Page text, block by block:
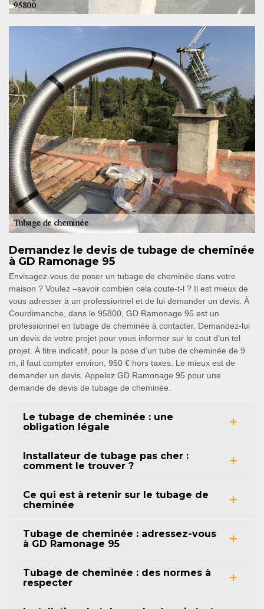
Demandez le devis de tubage de cheminée
à GD Ramonage 95
Envisagez-vous de poser un tubage de cheminée dans votre
maison ? Voulez –savoir combien cela coute-t-l ? Il est mieux de
vous adresser à un professionnel et de lui demander un devis. À
Courdimanche, dans le 95800, GD Ramonage 95 est un
professionnel en tubage de cheminée à contacter. Demandez-lui
un devis de votre projet pour vous informer sur le cout d’un tel
projet. À titre indicatif, pour la pose d’un tube de cheminée de 9
m, il faut compter environ, 950 € hors taxes. Le mieux est de
demander un devis. Appelez GD Ramonage 95 pour une
demande de devis de tubage de cheminée.
Le tubage de cheminée : une
obligation légale
Installateur de tubage pas cher :
comment le trouver ?
Ce qui est à retenir sur le tubage de
cheminée
Tubage de cheminée : adressez-vous
à GD Ramonage 95
Tubage de cheminée : des normes à
respecter